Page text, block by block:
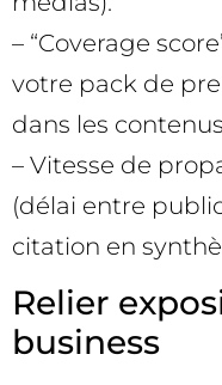
– “Coverage
votre pack de
dans les
– Vitesse de
(délai entre
citation en
Relier
business